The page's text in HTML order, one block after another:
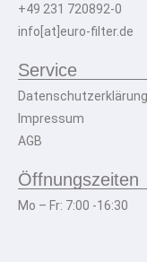
+49 231 720892-0
info[at]euro-filter.de
Service
Datenschutzerklärung
Impressum
AGB
Öffnungszeiten
Mo – Fr: 7:00 -16:30